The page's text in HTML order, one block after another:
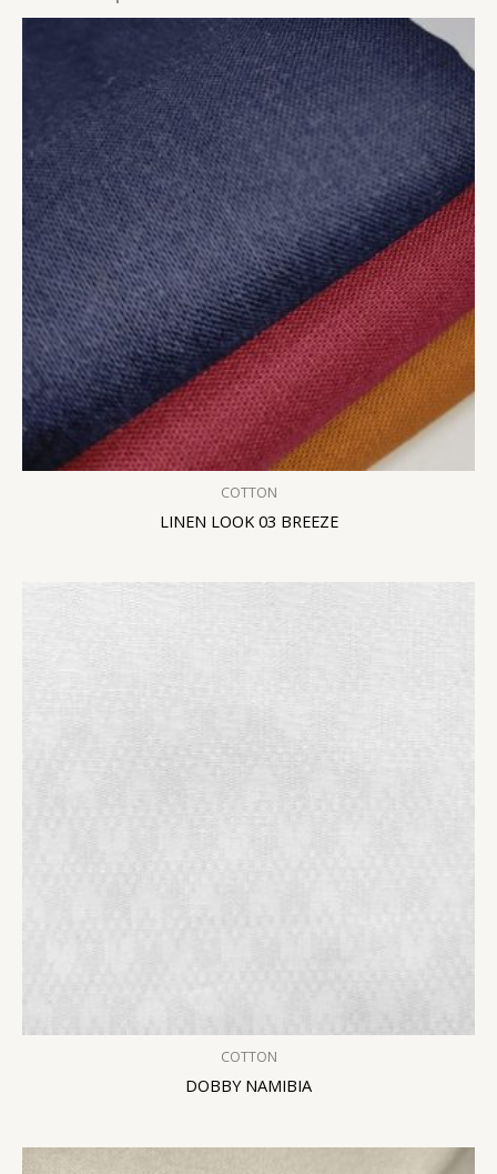
COTTON
LINEN LOOK 03 BREEZE
COTTON
DOBBY NAMIBIA